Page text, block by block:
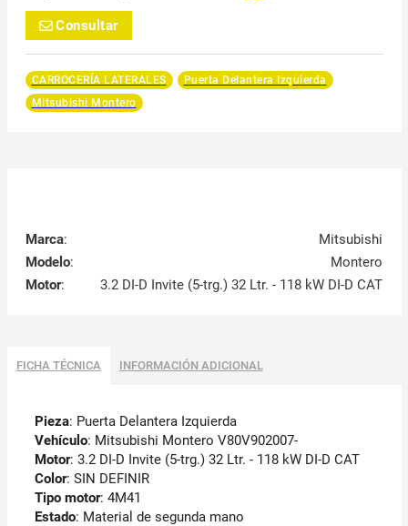
Consultar
CARROCERÍA LATERALES
Puerta Delantera Izquierda
Mitsubishi Montero
Marca:
Mitsubishi
Modelo:
Montero
Motor: 3.2 DI-D Invite (5-trg.) 32 Ltr. - 118 kW DI-D CAT
FICHA TÉCNICA INFORMACIÓN ADICIONAL
Pieza: Puerta Delantera Izquierda
Vehículo: Mitsubishi Montero V80V902007-
Motor: 3.2 DI-D Invite (5-trg.) 32 Ltr. - 118 kW DI-D CAT
Color: SIN DEFINIR
Tipo motor: 4M41
Estado: Material de segunda mano